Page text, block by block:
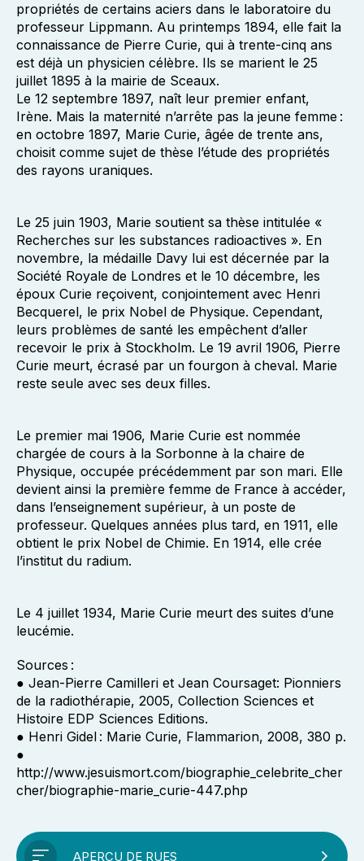
propriétés de certains aciers dans le laboratoire du
professeur Lippmann. Au printemps 1894, elle fait la
connaissance de Pierre Curie, qui à trente-cinq ans
est déjà un physicien célèbre. Ils se marient le 25
juillet 1895 à la mairie de Sceaux.
Le 12 septembre 1897, naît leur premier enfant,
Irène. Mais la maternité n’arrête pas la jeune femme :
en octobre 1897, Marie Curie, âgée de trente ans,
choisit comme sujet de thèse l’étude des propriétés
des rayons uraniques.
Le 25 juin 1903, Marie soutient sa thèse intitulée «
Recherches sur les substances radioactives ». En
novembre, la médaille Davy lui est décernée par la
Société Royale de Londres et le 10 décembre, les
époux Curie reçoivent, conjointement avec Henri
Becquerel, le prix Nobel de Physique. Cependant,
leurs problèmes de santé les empêchent d’aller
recevoir le prix à Stockholm. Le 19 avril 1906, Pierre
Curie meurt, écrasé par un fourgon à cheval. Marie
reste seule avec ses deux filles.
Le premier mai 1906, Marie Curie est nommée
chargée de cours à la Sorbonne à la chaire de
Physique, occupée précédemment par son mari. Elle
devient ainsi la première femme de France à accéder,
dans l’enseignement supérieur, à un poste de
professeur. Quelques années plus tard, en 1911, elle
obtient le prix Nobel de Chimie. En 1914, elle crée
l’institut du radium.
Le 4 juillet 1934, Marie Curie meurt des suites d’une
leucémie.
Sources :
● Jean-Pierre Camilleri et Jean Coursaget: Pionniers
de la radiothérapie, 2005, Collection Sciences et
Histoire EDP Sciences Editions.
● Henri Gidel : Marie Curie, Flammarion, 2008, 380 p.
●
http://www.jesuismort.com/biographie_celebrite_cher
cher/biographie-marie_curie-447.php
APERÇU DE RUES